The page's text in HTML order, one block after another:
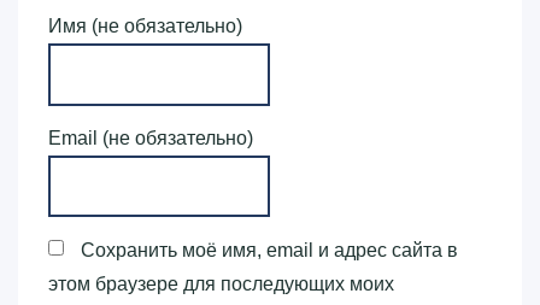
Имя (не обязательно)
Email (не обязательно)
Сохранить моё имя, email и адрес сайта в
этом браузере для последующих моих